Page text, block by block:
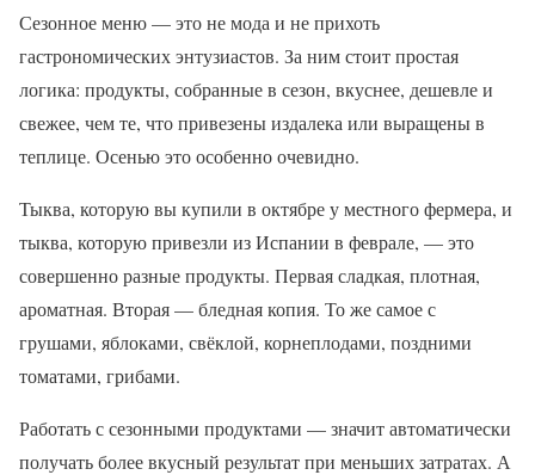
Сезонное меню — это не мода и не прихоть
гастрономических энтузиастов. За ним стоит простая
логика: продукты, собранные в сезон, вкуснее, дешевле и
свежее, чем те, что привезены издалека или выращены в
теплице. Осенью это особенно очевидно.
Тыква, которую вы купили в октябре у местного фермера, и
тыква, которую привезли из Испании в феврале, — это
совершенно разные продукты. Первая сладкая, плотная,
ароматная. Вторая — бледная копия. То же самое с
грушами, яблоками, свёклой, корнеплодами, поздними
томатами, грибами.
Работать с сезонными продуктами — значит автоматически
получать более вкусный результат при меньших затратах. А